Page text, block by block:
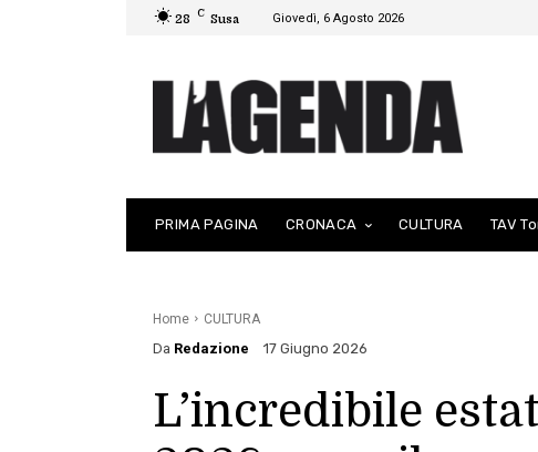
28 C Susa Giovedì, 6 Agosto 2026
PRIMA PAGINA CRONACA CULTURA TAV
Home CULTURA
Da Redazione 17 Giugno 2026
L’incredibile